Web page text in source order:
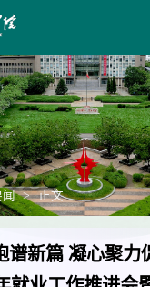
闻 > 正文
谱新篇 凝心聚力